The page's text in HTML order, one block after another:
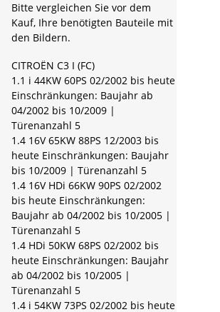
Bitte vergleichen Sie vor dem
Kauf, Ihre benötigten Bauteile mit
den Bildern.
CITROËN C3 I (FC)
1.1 i 44KW 60PS 02/2002 bis heute
Einschränkungen: Baujahr ab
04/2002 bis 10/2009 |
Türenanzahl 5
1.4 16V 65KW 88PS 12/2003 bis
heute Einschränkungen: Baujahr
bis 10/2009 | Türenanzahl 5
1.4 16V HDi 66KW 90PS 02/2002
bis heute Einschränkungen:
Baujahr ab 04/2002 bis 10/2005 |
Türenanzahl 5
1.4 HDi 50KW 68PS 02/2002 bis
heute Einschränkungen: Baujahr
ab 04/2002 bis 10/2005 |
Türenanzahl 5
1.4 i 54KW 73PS 02/2002 bis heute